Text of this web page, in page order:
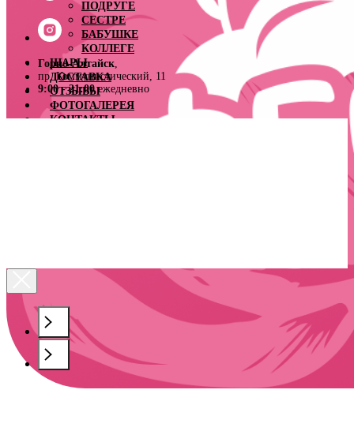
ПОДРУГЕ
СЕСТРЕ
БАБУШКЕ
КОЛЛЕГЕ
ШАРЫ
ДОСТАВКА
ОТЗЫВЫ
ФОТОГАЛЕРЕЯ
КОНТАКТЫ
Горно-Алтайск,
пр. Коммунистический, 11
9:00 - 21:00ежедневно